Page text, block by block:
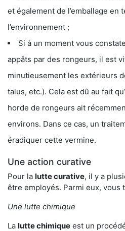
et également de l’emballage en
l’environnement ;
Si à un moment vous
appâts par des rongeurs, il est
minutieusement les extérieurs
talus, etc.). Cela est dû au fait
horde de rongeurs ait
environs. Dans ce cas, un
éradiquer cette vermine.
Une action curative
Pour la lutte curative, il y a
être employés. Parmi eux, vous
Une lutte chimique
La lutte chimique est un